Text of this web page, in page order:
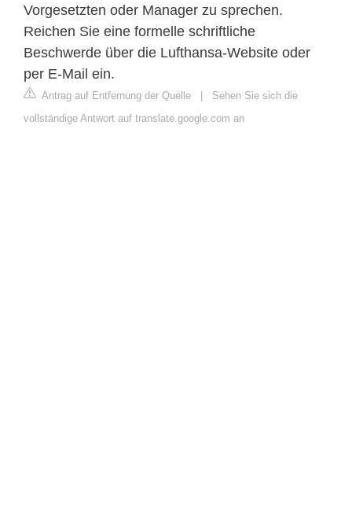
Vorgesetzten oder Manager zu sprechen.
Reichen Sie eine formelle schriftliche
Beschwerde über die Lufthansa-Website oder
per E-Mail ein.
Antrag auf Entfernung der Quelle | Sehen Sie sich die
vollständige Antwort auf translate.google.com an